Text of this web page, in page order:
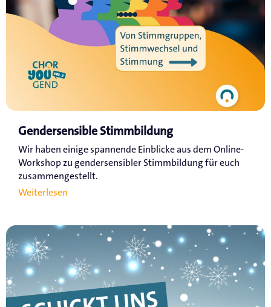
Gendersensible Stimmbildung
Wir haben einige spannende Einblicke aus dem Online-
Workshop zu gendersensibler Stimmbildung für euch
zusammengestellt.
Weiterlesen